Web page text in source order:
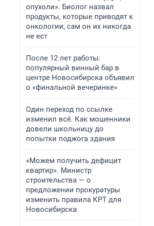
опухоли». Биолог назвал
продукты, которые приводят к
онкологии, сам он их никогда
не ест
После 12 лет работы:
популярный винный бар в
центре Новосибирска объявил
о «финальной вечеринке»
Один переход по ссылке
изменил всё. Как мошенники
довели школьницу до
попытки поджога здания
«Можем получить дефицит
квартир». Министр
строительства — о
предложении прокуратуры
изменить правила КРТ для
Новосибирска